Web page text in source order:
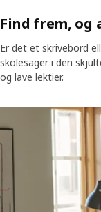
Find frem, og
Er det et skrivebord
skolesager i den
og lave lektier.